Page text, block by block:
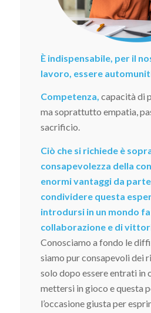
È indispensabile, per il
lavoro, essere
Competenza, capacità di
ma soprattutto empatia,
sacrificio.
Ciò che si richiede è
consapevolezza della
enormi vantaggi da
condividere questa
introdursi in un mondo
collaborazione e di
Conosciamo a fondo le
siamo pur consapevoli dei
solo dopo essere entrati in
mettersi in gioco e questa
l’occasione giusta per